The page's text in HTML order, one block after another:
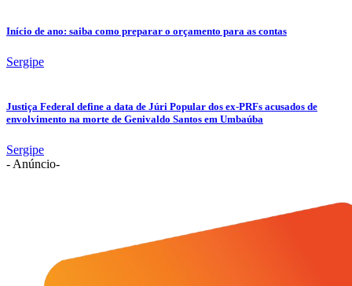
Início de ano: saiba como preparar o orçamento para as contas
Sergipe
Justiça Federal define a data de Júri Popular dos ex-PRFs acusados de
envolvimento na morte de Genivaldo Santos em Umbaúba
Sergipe
- Anúncio-